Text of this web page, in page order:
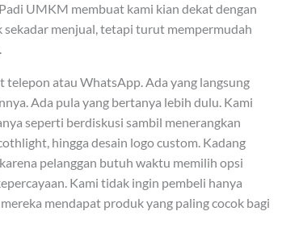
UMKM membuat kami kian dekat dengan
sekadar menjual, tetapi turut mempermudah
atau WhatsApp. Ada yang langsung
Ada pula yang bertanya lebih dulu. Kami
seperti berdiskusi sambil menerangkan
hingga desain logo custom. Kadang
pelanggan butuh waktu memilih opsi
Kami tidak ingin pembeli hanya
mendapat produk yang paling cocok bagi